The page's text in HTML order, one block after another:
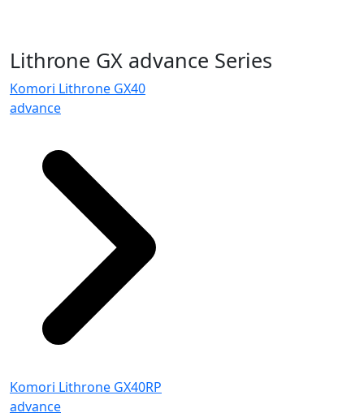
Lithrone GX advance Series
Komori Lithrone GX40
advance
Komori Lithrone GX40RP
advance